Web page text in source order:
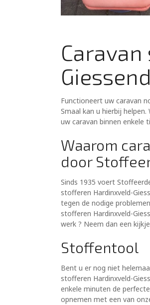
Functioneert uw caravan
Smaal kan u hierbij
uw caravan binnen enkele
Waarom
door
Sinds 1935 voert
stofferen Hardinxveld-
tegen de nodige
stofferen Hardinxveld-
werk ? Neem dan een
Stoffentool
Bent u er nog niet
stofferen Hardinxveld-
enkele minuten de
opnemen met een van